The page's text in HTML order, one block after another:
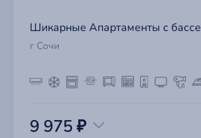
Шикарные Апартаменты с
г Сочи
9 975 ₽